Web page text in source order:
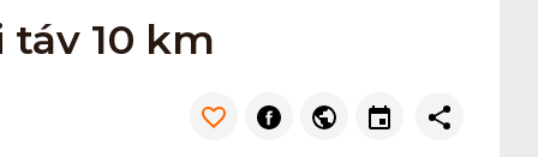
10 km